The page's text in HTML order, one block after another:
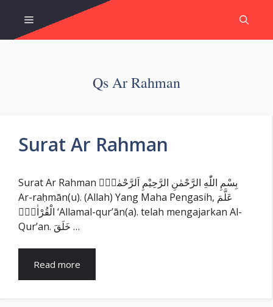
content
Menu
Qs Ar Rahman
Surat Ar Rahman
Surat Ar Rahman بِسْمِ اللّٰهِ الرَّحْمٰنِ الرَّحِيْمِ اَلرَّحْمٰنُۙ
Ar-raḥmān(u). (Allah) Yang Maha Pengasih, عَلَّمَ
الْقُرْاٰنَۗ ‘Allamal-qur’ān(a). telah mengajarkan Al-
Qur’an. خَلَقَ …
Read more